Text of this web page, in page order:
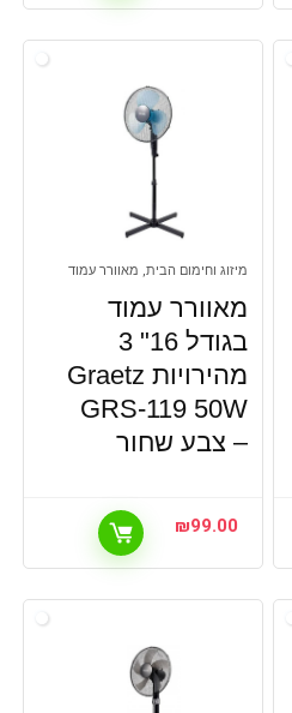
מיזוג וחימום הבית, מאוורר עמוד
מאוורר עמוד
בגודל 16" 3
מהירויות Graetz
GRS-119 50W
– צבע שחור
₪99.00